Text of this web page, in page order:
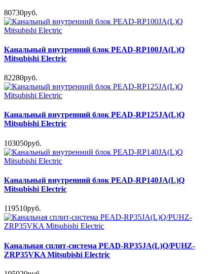
80730руб.
Канальный внутренний блок PEAD-RP100JA(L)Q
Mitsubishi Electric
82280руб.
Канальный внутренний блок PEAD-RP125JA(L)Q
Mitsubishi Electric
103050руб.
Канальный внутренний блок PEAD-RP140JA(L)Q
Mitsubishi Electric
119510руб.
Канальная сплит-система PEAD-RP35JA(L)Q/PUHZ-
ZRP35VKA Mitsubishi Electric